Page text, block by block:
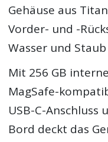
Gehäuse aus
Vorder- und -
Wasser und
Mit 256 GB
MagSafe-
USB-C-Anschluss
Bord deckt das